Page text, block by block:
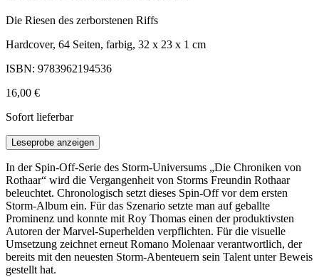
Die Riesen des zerborstenen Riffs
Hardcover, 64 Seiten, farbig, 32 x 23 x 1 cm
ISBN: 9783962194536
16,00 €
Sofort lieferbar
Leseprobe anzeigen
In der Spin-Off-Serie des Storm-Universums „Die Chroniken von
Rothaar“ wird die Vergangenheit von Storms Freundin Rothaar
beleuchtet. Chronologisch setzt dieses Spin-Off vor dem ersten
Storm-Album ein. Für das Szenario setzte man auf geballte
Prominenz und konnte mit Roy Thomas einen der produktivsten
Autoren der Marvel-Superhelden verpflichten. Für die visuelle
Umsetzung zeichnet erneut Romano Molenaar verantwortlich, der
bereits mit den neuesten Storm-Abenteuern sein Talent unter Beweis
gestellt hat.